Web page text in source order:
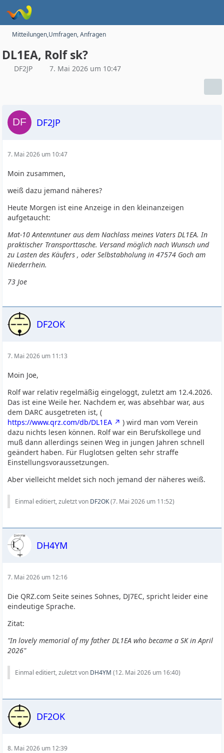
Mitteilungen,Umfragen, Anfragen
DL1EA, Rolf sk?
DF2JP 7. Mai 2026 um 10:47
DF2JP
7. Mai 2026 um 10:47
Moin zusammen,
weiß dazu jemand näheres?
Heute Morgen ist eine Anzeige in den kleinanzeigen
aufgetaucht:
Mat-10 Antenntuner aus dem Nachlass meines Vaters DL1EA. In
praktischer Transporttasche. Versand möglich nach Wunsch und
zu Lasten des Käufers , oder Selbstabholung in 47574 Goch am
Niederrhein.
73 Joe
DF2OK
7. Mai 2026 um 11:13
Moin Joe,
Rolf war relativ regelmäßig eingeloggt, zuletzt am 12.4.2026.
Das ist eine Weile her. Nachdem er, was absehbar war, aus
dem DARC ausgetreten ist, (
https://www.qrz.com/db/DL1EA
) wird man vom Verein
dazu nichts lesen können. Rolf war ein Berufskollege und
muß dann allerdings seinen Weg in jungen Jahren schnell
geändert haben. Für Fluglotsen gelten sehr straffe
Einstellungsvoraussetzungen.
Aber vielleicht meldet sich noch jemand der näheres weiß.
Einmal editiert, zuletzt von DF2OK(7. Mai 2026 um 11:52)
DH4YM
7. Mai 2026 um 12:16
Die QRZ.com Seite seines Sohnes, DJ7EC, spricht leider eine
eindeutige Sprache.
Zitat:
"In lovely memorial of my father DL1EA who became a SK in April
2026"
Einmal editiert, zuletzt von DH4YM (12. Mai 2026 um 16:40)
DF2OK
8. Mai 2026 um 12:39